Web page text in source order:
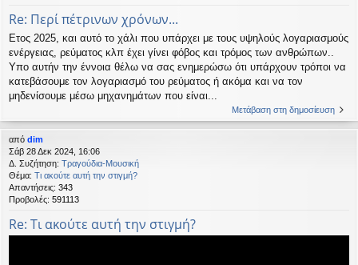
Re: Περί πέτρινων χρόνων...
Ετος 2025, και αυτό το χάλι που υπάρχει με τους υψηλούς λογαριασμούς
ενέργειας, ρεύματος κλπ έχει γίνει φόβος και τρόμος των ανθρώπων..
Υπο αυτήν την έννοια θέλω να σας ενημερώσω ότι υπάρχουν τρόποι να
κατεβάσουμε τον λογαριασμό του ρεύματος ή ακόμα και να τον
μηδενίσουμε μέσω μηχανημάτων που είναι...
Μετάβαση στη δημοσίευση
από dim
Σάβ 28 Δεκ 2024, 16:06
Δ. Συζήτηση: Τραγούδια-Μουσική
Θέμα: Τι ακούτε αυτή την στιγμή?
Απαντήσεις: 343
Προβολές: 591113
Re: Τι ακούτε αυτή την στιγμή?